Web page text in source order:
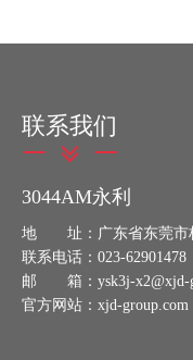
联系我们
3044AM永利
地 址：广东省东莞市桥
联系电话：023-
邮 箱：ysk3j-x2@xjd-
官方网站：xjd-group.com